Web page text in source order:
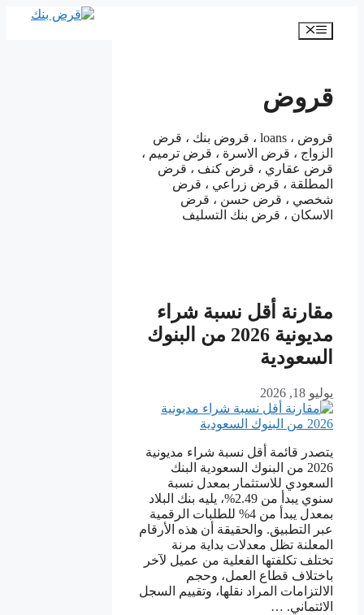
المحتوى
القائمة
قروض
قروض ، loans ، قروض بنك ، قرض
الزواج ، قرض الاسرة ، قرض ترميم ،
قرض عقاري ، قرض كنف ، قرض
المطلقة ، قرض زراعي ، قرض
شخصي ، قرض حسن ، قرض
الاسكان ، قرض بنك التسليف
مقارنة أقل نسبة شراء
مديونية 2026 من البنوك
السعودية
يوليو 18, 2026
يتصدر قائمة أقل نسبة شراء مديونية
2026 من البنوك السعودية البنك
السعودي للاستثمار بمعدل نسبة
سنوي يبدأ من 2.49%، يليه بنك البلاد
بمعدل يبدأ من 4% للطلبات الرقمية
عبر التطبيق. والحقيقة أن هذه الأرقام
المعلنة تظل معدلات بداية مرنة
تختلف تكلفتها الفعلية من عميل لآخر
باختلاف قطاع العمل، وحجم
الالتزامات المراد نقلها، وتقييم السجل
الائتماني. …